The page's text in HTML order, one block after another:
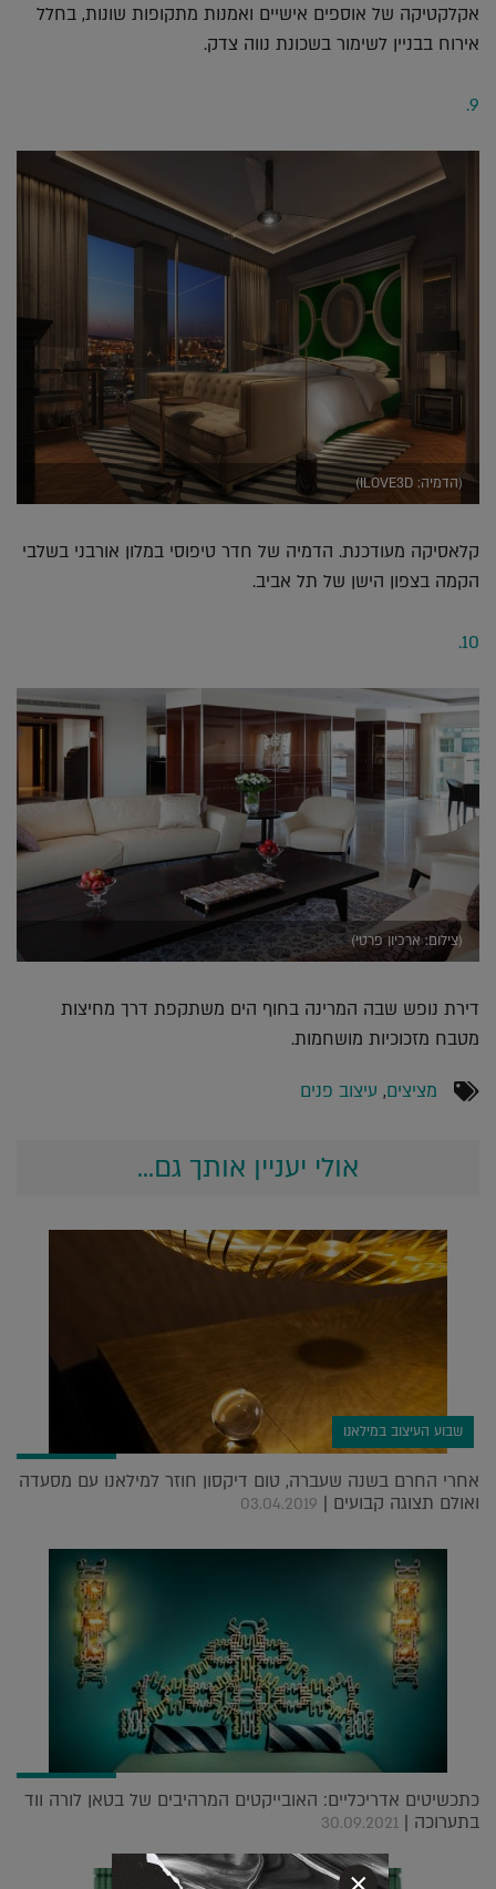
אקלקטיקה של אוספים אישיים ואמנות מתקופות שונות, בחלל
אירוח בבניין לשימור בשכונת נווה צדק.
9.
(הדמיה: ILOVE3D)
קלאסיקה מעודכנת. הדמיה של חדר טיפוסי במלון אורבני בשלבי
הקמה בצפון הישן של תל אביב.
10.
(צילום: ארכיון פרטי)
דירת נופש שבה המרינה בחוף הים משתקפת דרך מחיצות
מטבח מזכוכיות מושחמות.
מציצים, עיצוב פנים
אולי יעניין אותך גם...
שבוע העיצוב במילאנו
אחרי החרם בשנה שעברה, טום דיקסון חוזר למילאנו עם מסעדה
ואולם תצוגה קבועים | 03.04.2019
כתכשיטים אדריכליים: האובייקטים המרהיבים של בטאן לורה ווד
בתערוכה | 30.09.2021